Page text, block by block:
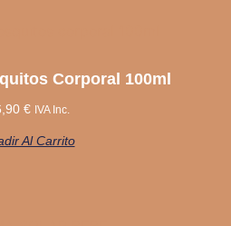
Corporal 100ml
€ IVA Inc.
Al Carrito